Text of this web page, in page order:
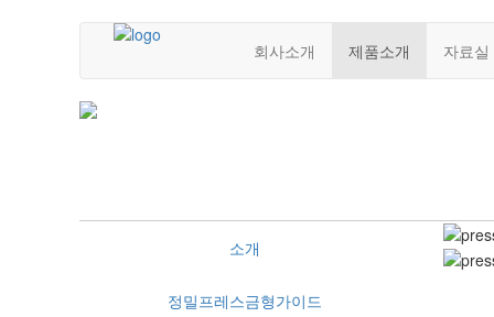
회사소개 제품소개 자료실
소개
정밀프레스금형가이드